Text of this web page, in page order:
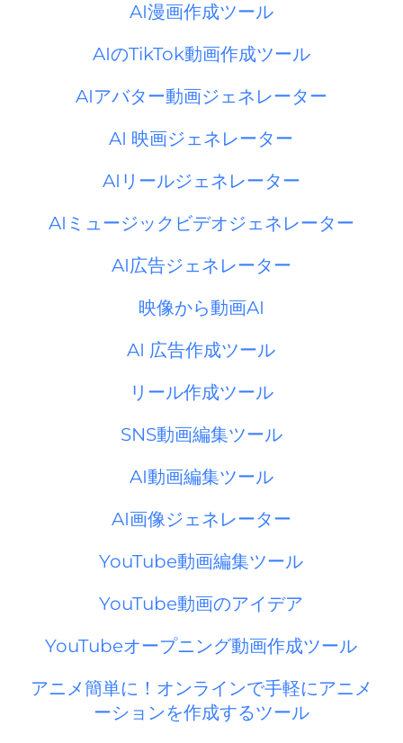
AI漫画作成ツール
AIのTikTok動画作成ツール
AIアバター動画ジェネレーター
AI 映画ジェネレーター
AIリールジェネレーター
AIミュージックビデオジェネレーター
AI広告ジェネレーター
映像から動画AI
AI 広告作成ツール
リール作成ツール
SNS動画編集ツール
AI動画編集ツール
AI画像ジェネレーター
YouTube動画編集ツール
YouTube動画のアイデア
YouTubeオープニング動画作成ツール
アニメ簡単に！オンラインで手軽にアニメ
ーションを作成するツール